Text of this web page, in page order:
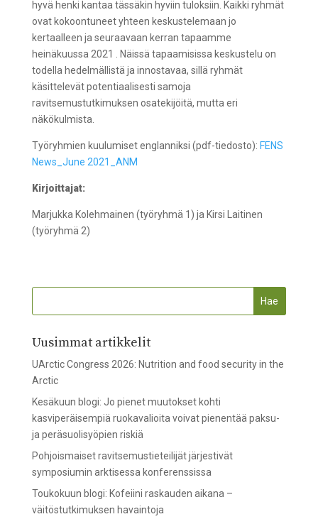
hyvä henki kantaa tässäkin hyviin tuloksiin. Kaikki ryhmät
ovat kokoontuneet yhteen keskustelemaan jo
kertaalleen ja seuraavaan kerran tapaamme
heinäkuussa 2021 . Näissä tapaamisissa keskustelu on
todella hedelmällistä ja innostavaa, sillä ryhmät
käsittelevät potentiaalisesti samoja
ravitsemustutkimuksen osatekijöitä, mutta eri
näkökulmista.
Työryhmien kuulumiset englanniksi (pdf-tiedosto): FENS
News_June 2021_ANM
Kirjoittajat:
Marjukka Kolehmainen (työryhmä 1) ja Kirsi Laitinen
(työryhmä 2)
Uusimmat artikkelit
UArctic Congress 2026: Nutrition and food security in the
Arctic
Kesäkuun blogi: Jo pienet muutokset kohti
kasviperäisempiä ruokavalioita voivat pienentää paksu-
ja peräsuolisyöpien riskiä
Pohjoismaiset ravitsemustieteilijät järjestivät
symposiumin arktisessa konferenssissa
Toukokuun blogi: Kofeiini raskauden aikana –
väitöstutkimuksen havaintoja